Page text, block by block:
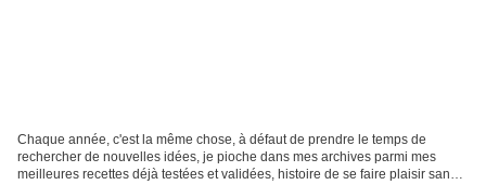
Chaque année, c'est la même chose, à défaut de prendre le temps de
rechercher de nouvelles idées, je pioche dans mes archives parmi mes
meilleures recettes déjà testées et validées, histoire de se faire plaisir sans